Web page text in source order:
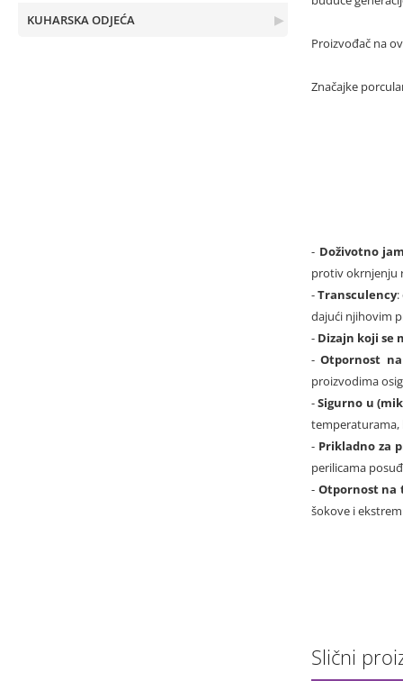
▶
KUHARSKA ODJEĆA
Proizvođač na
Značajke
- Doživotno
protiv okrnjenju
-Transculency:
dajući njihovim
- Dizajn koji se
-Otpornost
proizvodima
-Sigurno u
temperaturama,
- Prikladno za
perilicama
- Otpornost na
šokove i
Slični